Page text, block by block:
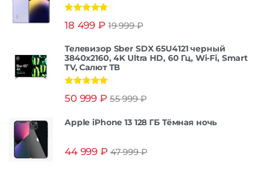
из 5
18 499 ₽ 19 999₽
Телевизор Sber SDX 65U4121 черный
3840x2160, 4K Ultra HD, 60 Гц, Wi-Fi, Smart
TV, Салют ТВ
из 5
50 999 ₽ 55 999₽
Apple iPhone 13 128 ГБ Тёмная ночь
44 999 ₽ 47 999₽